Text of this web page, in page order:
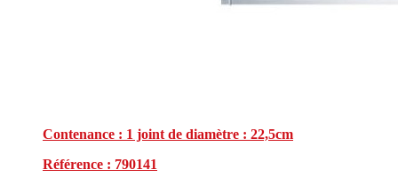
Contenance : 1 joint de diamètre : 22,5cm
Référence : 790141